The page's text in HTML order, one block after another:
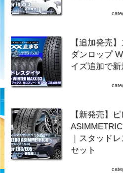
【追加発売
ダンロップ
イズ追加で
【新発売】
｜スタッド
セット